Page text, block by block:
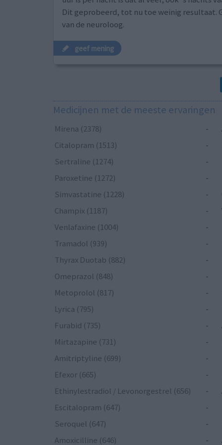
Dit geprobeerd, tot nu toe weinig resultaat.
van de neuroloog.
geef mening
Medicijnen met de meeste ervaringen
Mirena (2378) -
Citalopram (1513)
-
Sertraline (1274)
-
Paroxetine (1272)
-
Simvastatine (1228)
-
Champix (1187)
-
Venlafaxine (1004)
-
Tramadol (939)
-
Thyrax Duotab (882)
-
Omeprazol (848)
-
Metoprolol (817)
-
Lyrica (795)
-
Furabid (735)
-
Mirtazapine (731)
-
Amitriptyline (699)
-
Efexor (665)
-
Ethinylestradiol / Levonorgestrel (656)
-
Escitalopram (647)
-
Seroquel (647)
-
Amoxicilline (646)
-